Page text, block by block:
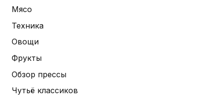
Мясо
Техника
Овощи
Фрукты
Обзор прессы
Чутьё классиков